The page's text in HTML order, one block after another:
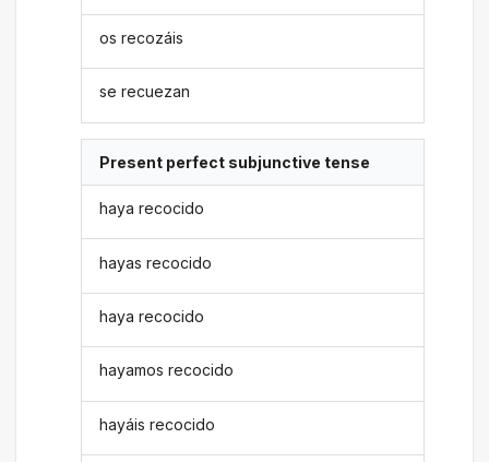
os recozáis
se recuezan
Present perfect subjunctive tense
haya recocido
hayas recocido
haya recocido
hayamos recocido
hayáis recocido